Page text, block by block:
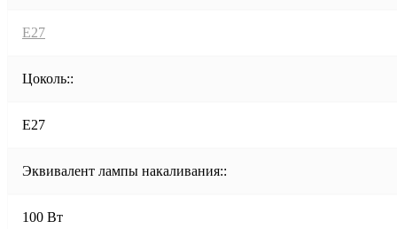
E27
Цоколь::
E27
Эквивалент лампы накаливания::
100 Вт